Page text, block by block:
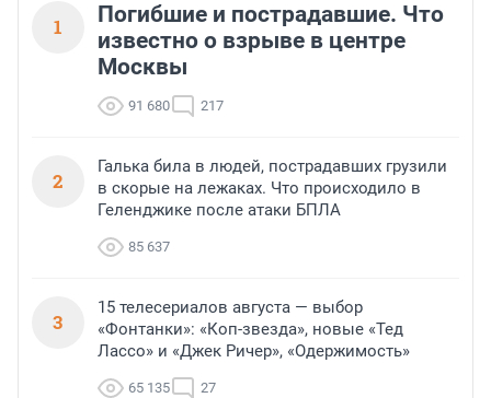
1
Погибшие и пострадавшие. Что
известно о взрыве в центре
Москвы
91 680 217
2
Галька била в людей, пострадавших грузили
в скорые на лежаках. Что происходило в
Геленджике после атаки БПЛА
85 637
3
15 телесериалов августа — выбор
«Фонтанки»: «Коп-звезда», новые «Тед
Лассо» и «Джек Ричер», «Одержимость»
65 135 27